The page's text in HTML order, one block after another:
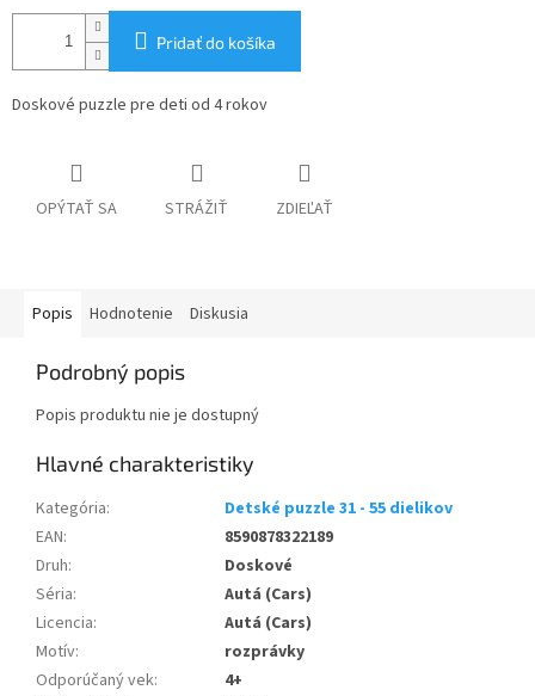
Pridať do košíka
Doskové puzzle pre deti od 4 rokov
OPÝTAŤ SA STRÁŽIŤ ZDIEĽAŤ
Popis Hodnotenie Diskusia
Podrobný popis
Popis produktu nie je dostupný
Kategória:
Detské puzzle 31 - 55 dielikov
EAN:
8590878322189
Druh:
Doskové
Séria:
Autá (Cars)
Licencia:
Autá (Cars)
Motív:
rozprávky
Odporúčaný vek:
4+